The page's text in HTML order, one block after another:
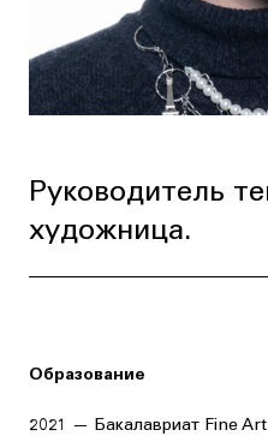
Руководитель
художница.
Образование
2021 — Бакалавриат Fine